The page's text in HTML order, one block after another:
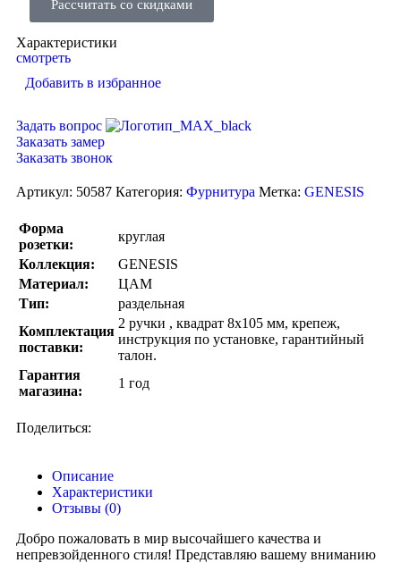
Рассчитать со скидками
Характеристики
смотреть
Добавить в избранное
Задать вопрос
Заказать замер
Заказать звонок
Артикул: 50587 Категория: Фурнитура Метка: GENESIS
Форма
розетки:
круглая
Коллекция:
GENESIS
Материал:
ЦАМ
Тип:
раздельная
Комплектация
поставки:
2 ручки , квадрат 8х105 мм, крепеж,
инструкция по установке, гарантийный
талон.
Гарантия
магазина:
1 год
Поделиться:
Описание
Характеристики
Отзывы (0)
Добро пожаловать в мир высочайшего качества и
непревзойденного стиля! Представляю вашему вниманию